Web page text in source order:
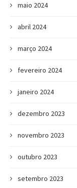
maio 2024
abril 2024
março 2024
fevereiro 2024
janeiro 2024
dezembro 2023
novembro 2023
outubro 2023
setembro 2023